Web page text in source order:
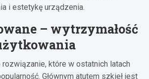
i estetykę urządzenia.
– wytrzymałość
rozwiązanie, które w ostatnich latach
Głównym atutem szkieł jest